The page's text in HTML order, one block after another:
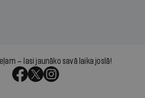
— lasi jaunāko savā laika joslā!